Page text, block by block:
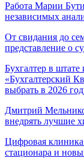
Работа Марии
независимых
От свидания до
представление о
Бухгалтер в штате
«Бухгалтерский
выбрать в 2026
Дмитрий
внедрять лучшие
Цифровая
стационара и